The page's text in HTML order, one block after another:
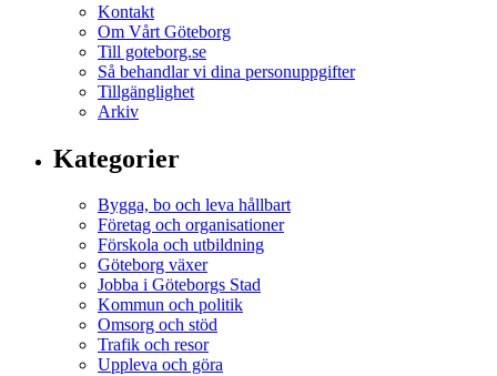
Kontakt
Om Vårt Göteborg
Till goteborg.se
Så behandlar vi dina personuppgifter
Tillgänglighet
Arkiv
Kategorier
Bygga, bo och leva hållbart
Företag och organisationer
Förskola och utbildning
Göteborg växer
Jobba i Göteborgs Stad
Kommun och politik
Omsorg och stöd
Trafik och resor
Uppleva och göra